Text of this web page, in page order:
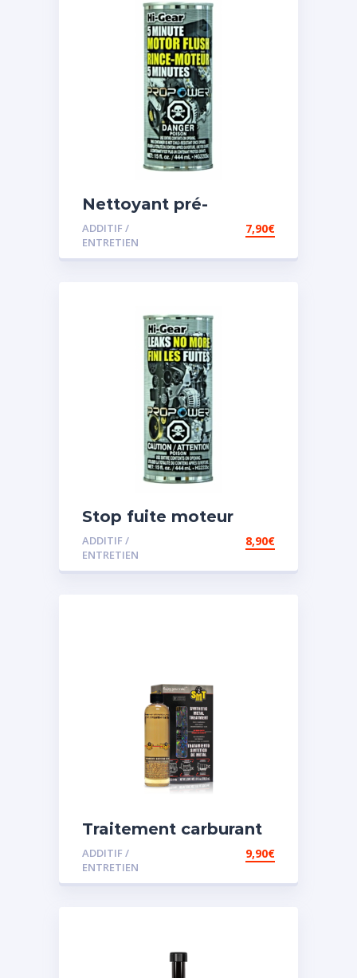
Nettoyant pré-
vidange
ADDITIF /
ENTRETIEN
7,90€
Stop fuite moteur
ADDITIF /
ENTRETIEN
8,90€
Traitement carburant
spécial essence
ADDITIF /
ENTRETIEN
9,90€